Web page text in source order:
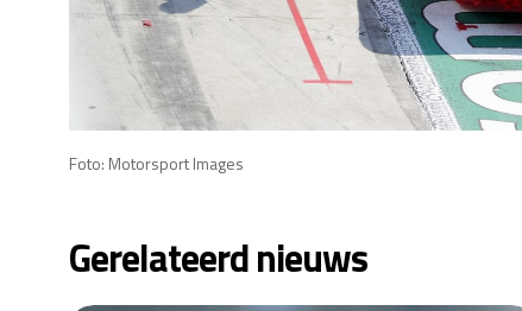
Foto: Motorsport Images
Gerelateerd nieuws